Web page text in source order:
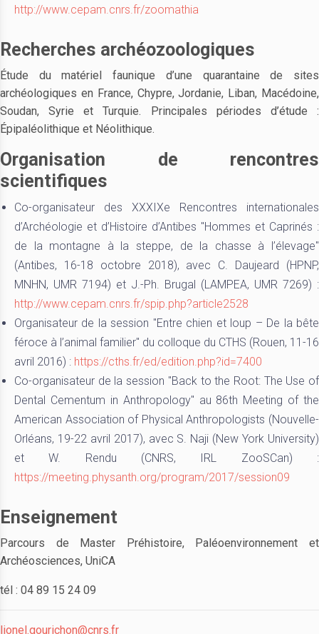
http://www.cepam.cnrs.fr/zoomathia
Recherches archéozoologiques
Étude du matériel faunique d’une quarantaine de sites
archéologiques en France, Chypre, Jordanie, Liban, Macédoine,
Soudan, Syrie et Turquie. Principales périodes d’étude :
Épipaléolithique et Néolithique.
Organisation de rencontres
scientifiques
Co-organisateur des XXXIXe Rencontres internationales
d’Archéologie et d’Histoire d’Antibes "Hommes et Caprinés :
de la montagne à la steppe, de la chasse à l’élevage"
(Antibes, 16-18 octobre 2018), avec C. Daujeard (HPNP,
MNHN, UMR 7194) et J.-Ph. Brugal (LAMPEA, UMR 7269) :
http://www.cepam.cnrs.fr/spip.php?article2528
Organisateur de la session "Entre chien et loup – De la bête
féroce à l’animal familier" du colloque du CTHS (Rouen, 11-16
avril 2016) : https://cths.fr/ed/edition.php?id=7400
Co-organisateur de la session "Back to the Root: The Use of
Dental Cementum in Anthropology" au 86th Meeting of the
American Association of Physical Anthropologists (Nouvelle-
Orléans, 19-22 avril 2017), avec S. Naji (New York University)
et W. Rendu (CNRS, IRL ZooSCan) :
https://meeting.physanth.org/program/2017/session09
Enseignement
Parcours de Master Préhistoire, Paléoenvironnement et
Archéosciences, UniCA
tél : 04 89 15 24 09
lionel.gourichon@cnrs.fr